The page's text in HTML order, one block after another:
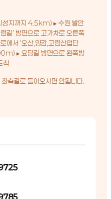
성지까지 4.5km) ▸ 수원 발안
길’ 방면으로 고가차로 오른쪽
서 ‘오산,양감,고렴산업단
▸ 요당길 방면으로 왼쪽방
착
측길로 들어오시면 안됩니다.